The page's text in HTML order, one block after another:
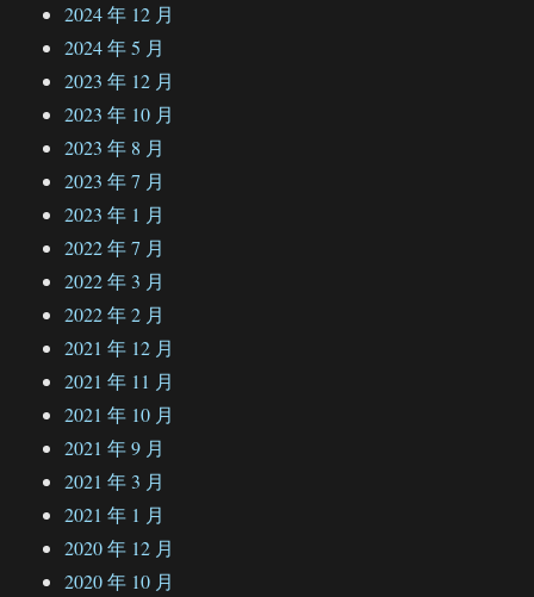
2024 年 12 月
2024 年 5 月
2023 年 12 月
2023 年 10 月
2023 年 8 月
2023 年 7 月
2023 年 1 月
2022 年 7 月
2022 年 3 月
2022 年 2 月
2021 年 12 月
2021 年 11 月
2021 年 10 月
2021 年 9 月
2021 年 3 月
2021 年 1 月
2020 年 12 月
2020 年 10 月